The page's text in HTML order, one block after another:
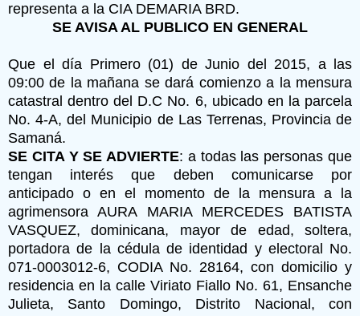
representa a la CIA DEMARIA BRD.
SE AVISA AL PUBLICO EN GENERAL
Que el día Primero (01) de Junio del 2015, a las
09:00 de la mañana se dará comienzo a la mensura
catastral dentro del D.C No. 6, ubicado en la parcela
No. 4-A, del Municipio de Las Terrenas, Provincia de
Samaná.
SE CITA Y SE ADVIERTE: a todas las personas que
tengan interés que deben comunicarse por
anticipado o en el momento de la mensura a la
agrimensora AURA MARIA MERCEDES BATISTA
VASQUEZ, dominicana, mayor de edad, soltera,
portadora de la cédula de identidad y electoral No.
071-0003012-6, CODIA No. 28164, con domicilio y
residencia en la calle Viriato Fiallo No. 61, Ensanche
Julieta, Santo Domingo, Distrito Nacional, con